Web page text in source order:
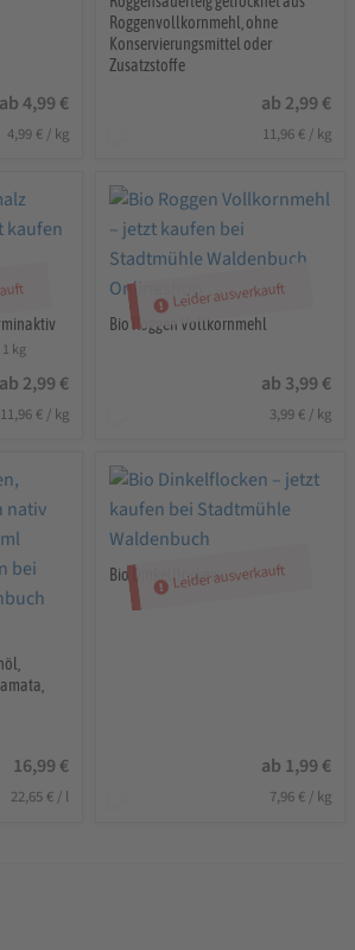
ab4,99 €
4,99 € / kg
Roggenvollkornmehl, ohne
Konservierungsmittel oder
Zusatzstoffe
ab 2,99 €
11,96 €/ kg
– 1 kg
ab 2,99 €
11,96 € / kg
Leider ausverkauft
Bio Roggen Vollkornmehl
ab 3,99 €
3,99 €/ kg
16,99 €
22,65 € / l
Leider ausverkauft
Bio Dinkelflocken
ab 1,99 €
7,96 €/ kg